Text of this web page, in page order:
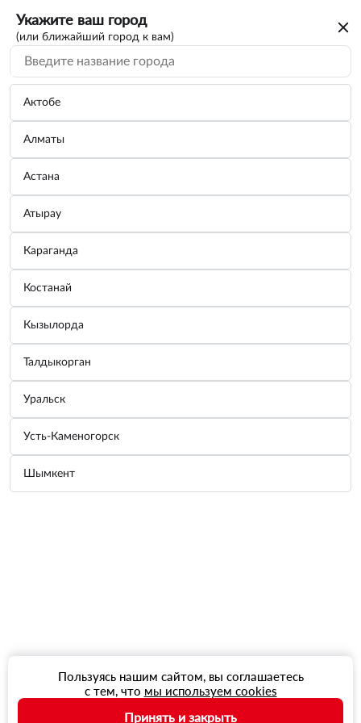
Укажите ваш город
(или ближайший город к вам)
Актобе
Алматы
Астана
Атырау
Караганда
Костанай
Кызылорда
Талдыкорган
Уральск
Усть-Каменогорск
Шымкент
Пользуясь нашим сайтом, вы соглашаетесь
с тем, что мы используем cookies
Принять и закрыть